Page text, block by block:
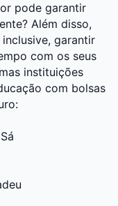
pode garantir
Além disso,
garantir
com os seus
instituições
com bolsas